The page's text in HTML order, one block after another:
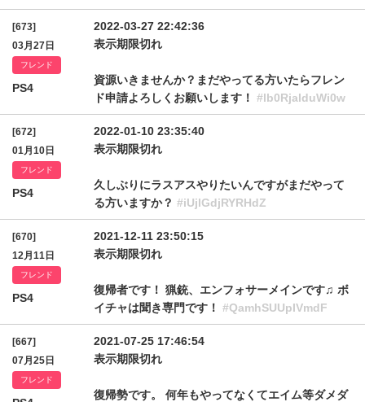
[673]
03月27日
フレンド
PS4
2022-03-27 22:42:36
表示期限切れ
資源いきませんか？まだやってる方いたらフレン
ド申請よろしくお願いします！ #lb0RjalduWi0w
[672]
01月10日
フレンド
PS4
2022-01-10 23:35:40
表示期限切れ
久しぶりにラスアスやりたいんですがまだやって
る方いますか？ #iUjlGdjRYRHdZ
[670]
12月11日
フレンド
PS4
2021-12-11 23:50:15
表示期限切れ
復帰者です！ 猟銃、エンフォサーメインです♫ ボ
イチャは聞き専門です！ #QamhSUUpIVmdF
[667]
07月25日
フレンド
2021-07-25 17:46:54
表示期限切れ
復帰勢です。 何年もやってなくてエイム等ダメダ